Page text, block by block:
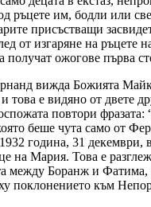
ръцете им, бодли или
присъстващи
от изгаряне на ръцете
получат ожогове първа
вижда Божията
това е видяно от двете
повтори фразата:
беше чута само от
година, 31 декември,
на Мария. Това е
между Боранж и Фатима,
поклонението към